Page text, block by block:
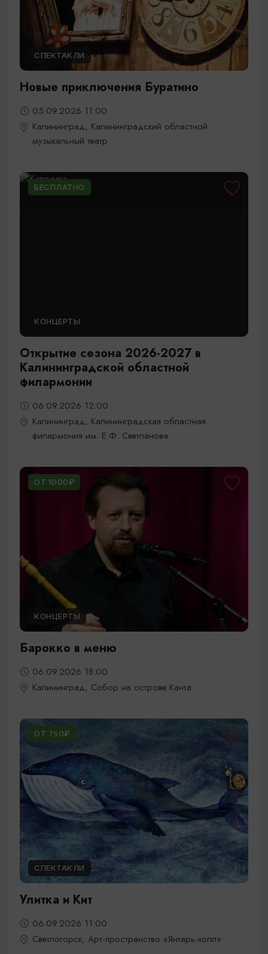
СПЕКТАКЛИ
Новые приключения Буратино
05.09.2026 11:00
Калининград, Калининградский областной
музыкальный театр
БЕСПЛАТНО
КОНЦЕРТЫ
Открытие сезона 2026-2027 в
Калининградской областной
филармонии
06.09.2026 12:00
Калининград, Калининградская областная
филармония им. Е.Ф. Светланова
ОТ 1000₽
КОНЦЕРТЫ
Барокко в меню
06.09.2026 18:00
Калининград, Собор на острове Канта
ОТ 750₽
СПЕКТАКЛИ
Улитка и Кит
06.09.2026 11:00
Светлогорск, Арт-пространство «Янтарь-холл»